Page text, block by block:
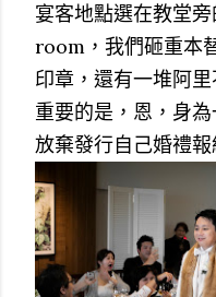
宴客地點選在教堂
room，我們砸重本
印章，還有一堆阿
重要的是，恩，身
放棄發行自己婚禮報